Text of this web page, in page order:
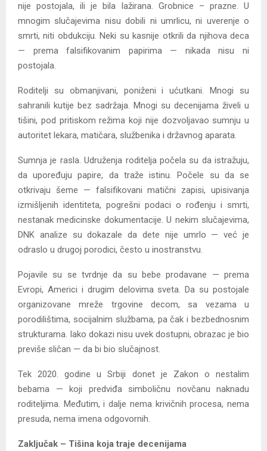
nije postojala, ili je bila lažirana. Grobnice – prazne. U
mnogim slučajevima nisu dobili ni umrlicu, ni uverenje o
smrti, niti obdukciju. Neki su kasnije otkrili da njihova deca
— prema falsifikovanim papirima — nikada nisu ni
postojala.
Roditelji su obmanjivani, poniženi i ućutkani. Mnogi su
sahranili kutije bez sadržaja. Mnogi su decenijama živeli u
tišini, pod pritiskom režima koji nije dozvoljavao sumnju u
autoritet lekara, matičara, službenika i državnog aparata.
Sumnja je rasla. Udruženja roditelja počela su da istražuju,
da upoređuju papire, da traže istinu. Počele su da se
otkrivaju šeme — falsifikovani matični zapisi, upisivanja
izmišljenih identiteta, pogrešni podaci o rođenju i smrti,
nestanak medicinske dokumentacije. U nekim slučajevima,
DNK analize su dokazale da dete nije umrlo — već je
odraslo u drugoj porodici, često u inostranstvu.
Pojavile su se tvrdnje da su bebe prodavane — prema
Evropi, Americi i drugim delovima sveta. Da su postojale
organizovane mreže trgovine decom, sa vezama u
porodilištima, socijalnim službama, pa čak i bezbednosnim
strukturama. Iako dokazi nisu uvek dostupni, obrazac je bio
previše sličan — da bi bio slučajnost.
Tek 2020. godine u Srbiji donet je Zakon o nestalim
bebama — koji predviđa simboličnu novčanu naknadu
roditeljima. Međutim, i dalje nema krivičnih procesa, nema
presuda, nema imena odgovornih.
Zaključak – Tišina koja traje decenijama